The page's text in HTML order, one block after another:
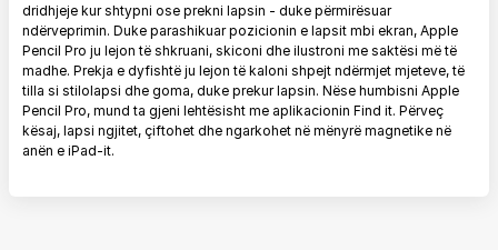
dridhjeje kur shtypni ose prekni lapsin - duke përmirësuar
ndërveprimin. Duke parashikuar pozicionin e lapsit mbi ekran, Apple
Pencil Pro ju lejon të shkruani, skiconi dhe ilustroni me saktësi më të
madhe. Prekja e dyfishtë ju lejon të kaloni shpejt ndërmjet mjeteve, të
tilla si stilolapsi dhe goma, duke prekur lapsin. Nëse humbisni Apple
Pencil Pro, mund ta gjeni lehtësisht me aplikacionin Find it. Përveç
kësaj, lapsi ngjitet, çiftohet dhe ngarkohet në mënyrë magnetike në
anën e iPad-it.